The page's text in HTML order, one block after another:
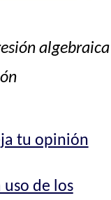
algebraica
tu opinión
de los